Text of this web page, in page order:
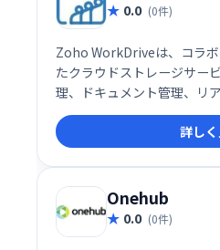
0.0 (0件)
Zoho WorkDriveは、コラ
たクラウドストレージサー
理、ドキュメント管理、リ
ン管理などを提供し、チー
ます。SaaS、iOS、Android
やウェビナーによるトレー
利用可能で、無料プランと
います。Onehub、Box、
として、高い利便性を誇りま
詳し
Onehub
0.0 (0件)